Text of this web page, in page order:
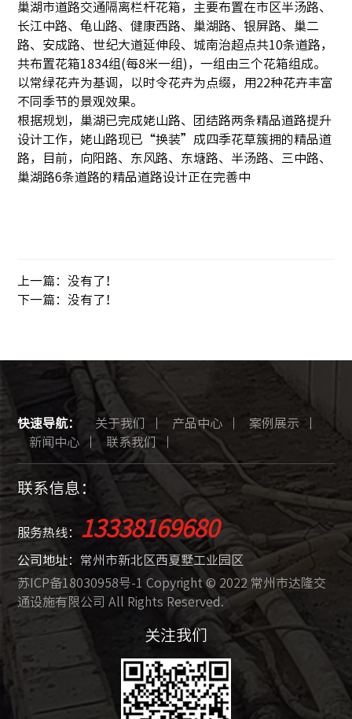
巢湖市道路交通隔离栏杆花箱，主要布置在市区半汤路、
长江中路、龟山路、健康西路、巢湖路、银屏路、巢二
路、安成路、世纪大道延伸段、城南治超点共10条道路，
共布置花箱1834组(每8米一组)，一组由三个花箱组成。
以常绿花卉为基调，以时令花卉为点缀，用22种花卉丰富
不同季节的景观效果。
根据规划，巢湖已完成姥山路、团结路两条精品道路提升
设计工作，姥山路现已“换装”成四季花草簇拥的精品道
路，目前，向阳路、东风路、东塘路、半汤路、三中路、
巢湖路6条道路的精品道路设计正在完善中
上一篇：没有了！
下一篇：没有了！
快速导航： 关于我们 产品中心
案例展示
新闻中心
联系我们
联系信息：
服务热线： 13338169680
公司地址： 常州市新北区西夏墅工业园区
苏ICP备18030958号-1 Copyright © 2022 常州市达隆交
通设施有限公司 All Rights Reserved.
关注我们